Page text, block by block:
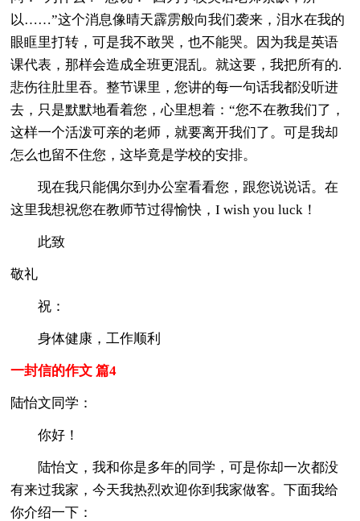
以……”这个消息像晴天霹雳般向我们袭来，泪水在我的
眼眶里打转，可是我不敢哭，也不能哭。因为我是英语
课代表，那样会造成全班更混乱。就这要，我把所有的.
悲伤往肚里吞。整节课里，您讲的每一句话我都没听进
去，只是默默地看着您，心里想着：“您不在教我们了，
这样一个活泼可亲的老师，就要离开我们了。可是我却
怎么也留不住您，这毕竟是学校的安排。
现在我只能偶尔到办公室看看您，跟您说说话。在
这里我想祝您在教师节过得愉快，I wish you luck！
此致
敬礼
祝：
身体健康，工作顺利
一封信的作文 篇4
陆怡文同学：
你好！
陆怡文，我和你是多年的同学，可是你却一次都没
有来过我家，今天我热烈欢迎你到我家做客。下面我给
你介绍一下：